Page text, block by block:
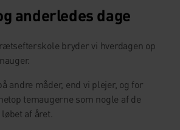
anderledes dage
bryder vi hverdagen op
andre måder, end vi plejer, og for
temaugerne som nogle af de
af året.